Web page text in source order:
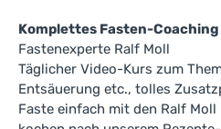
Komplettes Fasten-Coaching
Fastenexperte Ralf Moll
Täglicher Video-Kurs zum
Entsäuerung etc., tolles
Faste einfach mit den Ralf